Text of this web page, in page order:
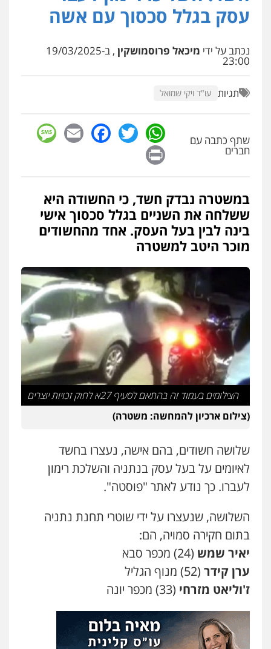
פלילי צבאי מעצרים וחקירות
0525544654
0538788878
עו"ד שלי גורביץ – לוי
משפט פלילי פשיעה חמורה
0544218336
משרד עורכי דין חן ברוך
פלילי דיני תעבורה מעצרים וחקירות
0505078733
משרד עורכי דין טאי שרקי
פלילי אסירים תעבורה מרב"ד
0547556464
עו"ד אילן אלימלך
פלילי פשיעה חמורה תעבורה אסירים
0522992110
עו"ד שאדי נאטור
פלילי פשיעה חמורה
0509230800
גיל דביר – משרד עורכי דין
0506217771
עסק בגלל סכסוך עם אשה
נכתב על ידי מיכאל פרוסמושקין , ב-19/03/2025
23:00
תגיות עו"ד ויקי שמואל
שתף כתבה עם
חברים
WhatsApp
Twitter
Facebook
Email
במשטרה נבדק חשד, כי החשודה היא
ששלחה את השניים בגלל סכסוך אישי
בינה לבין בעל העסק. אחד מהחשודים
מוכר היטב למשטרה
הצילומים בעמוד זה בהתאם לסעיף 27א לחוק זכויות יוצרים
(צילום ארכיון להמחשה: משטרה)
שלושה חשודים, בהם אישה, נעצרו בחשד
לאיומים על בעל עסק בנתניה והשלכת רימון
לעברו. כך נודע לאתר "פוסטה".
השלושה, שנעצרו על ידי שוטרי תחנת נתניה
בתום חקירה סמויה, הם:
יאיר שמש (24) מכפר סבא
ערן קידר (52) מנוף הגליל
ז'וליאט מזרחי (33) מכפר יונה